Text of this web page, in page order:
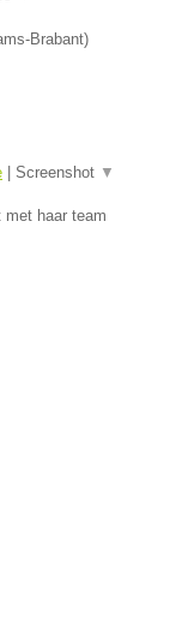
Brabant)
Screenshot ▼
met haar team